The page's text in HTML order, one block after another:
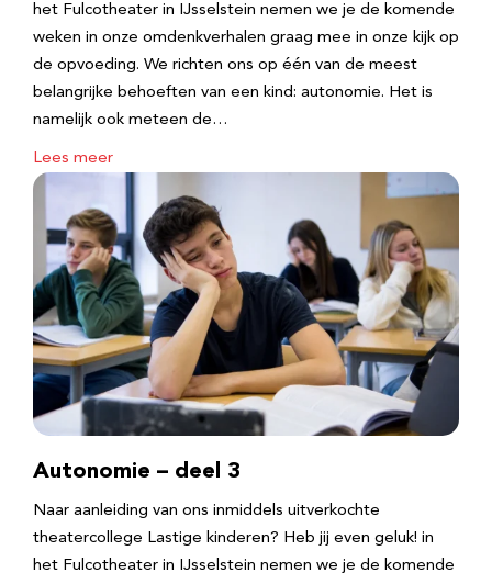
het Fulcotheater in IJsselstein nemen we je de komende
weken in onze omdenkverhalen graag mee in onze kijk op
de opvoeding. We richten ons op één van de meest
belangrijke behoeften van een kind: autonomie. Het is
namelijk ook meteen de…
Lees meer
Autonomie – deel 3
Naar aanleiding van ons inmiddels uitverkochte
theatercollege Lastige kinderen? Heb jij even geluk! in
het Fulcotheater in IJsselstein nemen we je de komende